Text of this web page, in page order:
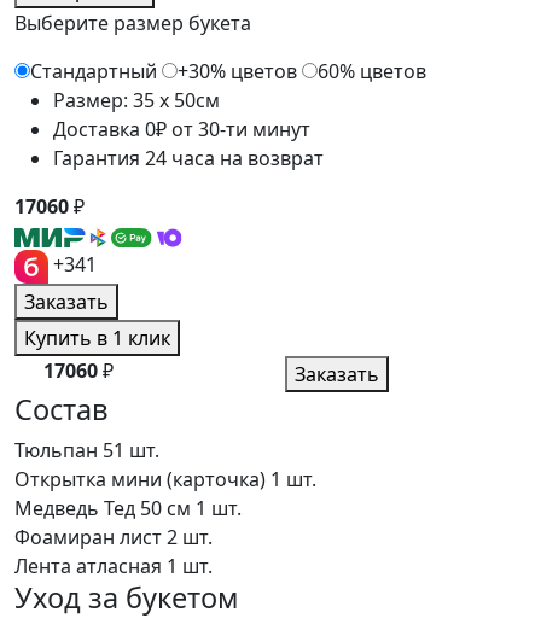
Выберите размер букета
Стандартный
+30% цветов
60% цветов
Размер: 35 x 50см
Доставка 0₽ от 30-ти минут
Гарантия 24 часа на возврат
17060₽
+341
Заказать
Купить в 1 клик
17060₽ Заказать
Состав
Тюльпан 51 шт.
Открытка мини (карточка) 1 шт.
Медведь Тед 50 см 1 шт.
Фоамиран лист2 шт.
Лента атласная 1 шт.
Уход за букетом